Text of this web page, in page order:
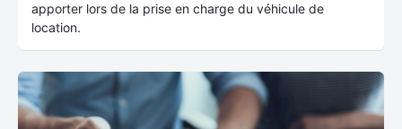
apporter lors de la prise en charge du véhicule de
location.